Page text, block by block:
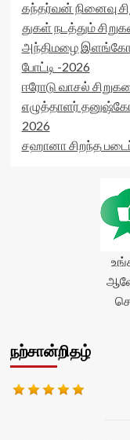
</span>
</div>
rater-
data-
rater-
data-
readonly-
</div>
average'>0
கந்தர்வன் நினைவு
துகள் நடத்தும்
அந்திமழை
போட்டி -2026
ஈரோடு வாசல்
எழுத்தாளர்
2026
சஹானா சிறந்த
நற்சான்றிதழ்